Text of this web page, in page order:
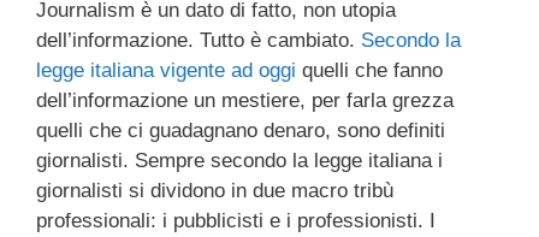
Journalism è un dato di fatto, non utopia
dell’informazione. Tutto è cambiato. Secondo la
legge italiana vigente ad oggi quelli che fanno
dell’informazione un mestiere, per farla grezza
quelli che ci guadagnano denaro, sono definiti
giornalisti. Sempre secondo la legge italiana i
giornalisti si dividono in due macro tribù
professionali: i pubblicisti e i professionisti. I